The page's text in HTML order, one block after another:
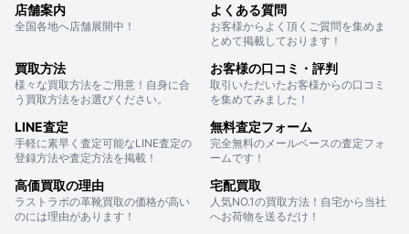
店舗案内
全国各地へ店舗展開中！
よくある質問
お客様からよく頂くご質問を集めま
とめて掲載しております！
買取方法
様々な買取方法をご用意！自身に合
う買取方法をお選びください。
お客様の口コミ・評判
取引いただいたお客様からの口コミ
を集めてみました！
LINE査定
手軽に素早く査定可能なLINE査定の
登録方法や査定方法を掲載！
無料査定フォーム
完全無料のメールベースの査定フォ
ームです！
高価買取の理由
ラストラボの革靴買取の価格が高い
のには理由があります！
宅配買取
人気NO.1の買取方法！自宅から当社
へお荷物を送るだけ！